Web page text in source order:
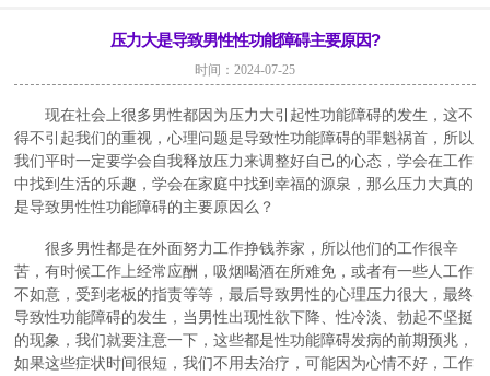
压力大是导致男性性功能障碍主要原因?
时间：2024-07-25
现在社会上很多男性都因为压力大引起性功能障碍的发生，这不
得不引起我们的重视，心理问题是导致性功能障碍的罪魁祸首，所以
我们平时一定要学会自我释放压力来调整好自己的心态，学会在工作
中找到生活的乐趣，学会在家庭中找到幸福的源泉，那么压力大真的
是导致男性性功能障碍的主要原因么？
很多男性都是在外面努力工作挣钱养家，所以他们的工作很辛
苦，有时候工作上经常应酬，吸烟喝酒在所难免，或者有一些人工作
不如意，受到老板的指责等等，最后导致男性的心理压力很大，最终
导致性功能障碍的发生，当男性出现性欲下降、性冷淡、勃起不坚挺
的现象，我们就要注意一下，这些都是性功能障碍发病的前期预兆，
如果这些症状时间很短，我们不用去治疗，可能因为心情不好，工作